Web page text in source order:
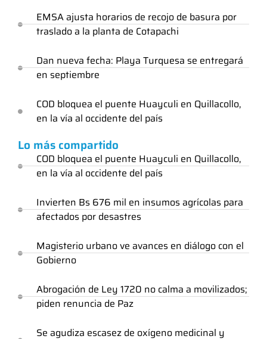
EMSA ajusta horarios de recojo de basura por
traslado a la planta de Cotapachi
Dan nueva fecha: Playa Turquesa se entregará
en septiembre
COD bloquea el puente Huayculi en Quillacollo,
en la vía al occidente del país
Lo más compartido
COD bloquea el puente Huayculi en Quillacollo,
en la vía al occidente del país
Invierten Bs 676 mil en insumos agrícolas para
afectados por desastres
Magisterio urbano ve avances en diálogo con el
Gobierno
Abrogación de Ley 1720 no calma a movilizados;
piden renuncia de Paz
Se agudiza escasez de oxígeno medicinal y